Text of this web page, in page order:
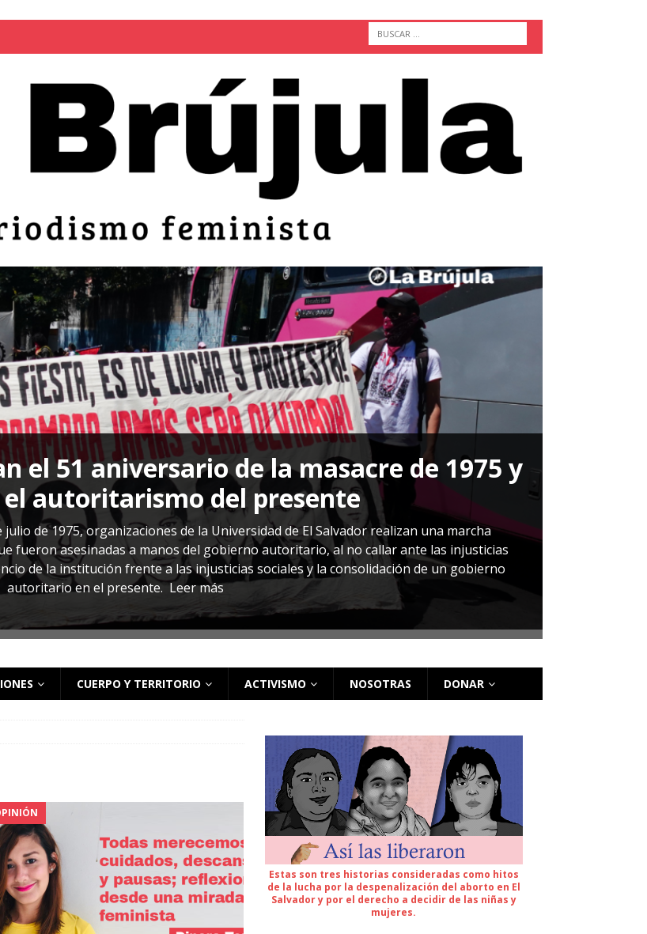
en niñas y adolescentes desaparece del territorio
de la masacre de 1975 y denuncian el
de Sandra Leticia Hernández: víctima del régimen de
en sus fórmulas presidenciales para 2027
OPINIÓN
el VIH en El Salvador ACTUALIDAD
el 51 aniversario de la masacre de 1975 y
autoritarismo del presente
de 1975, organizaciones de la Universidad de El Salvador realizan una marcha
fueron asesinadas a manos del gobierno autoritario, al no callar ante las injusticias
de la institución frente a las injusticias sociales y la consolidación de un gobierno
autoritario en el presente.Leer más
CUERPO Y TERRITORIO ACTIVISMO NOSOTRAS DONAR
Estas son tres historias consideradas como hitos
de la lucha por la despenalización del aborto en El
Salvador y por el derecho a decidir de las niñas y
mujeres.